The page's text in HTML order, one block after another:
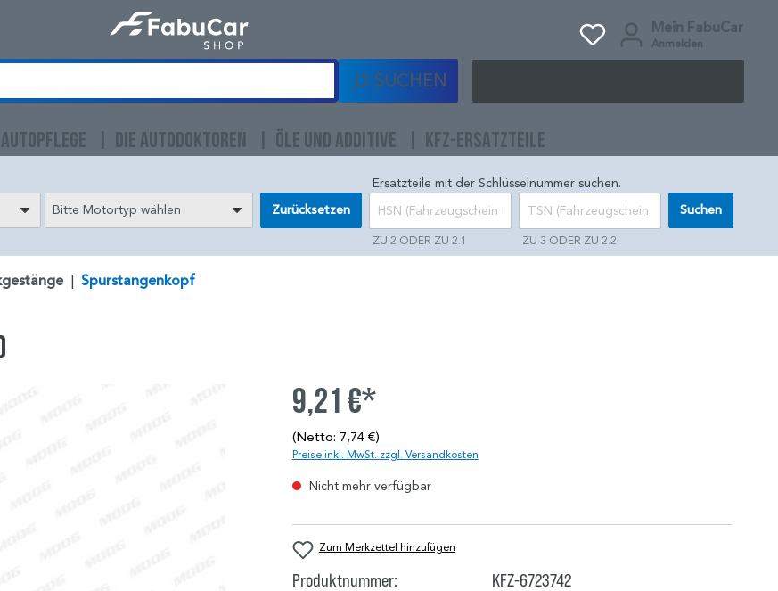
Mein FabuCar
Anmelden
SUCHEN
AUTOPFLEGE DIE AUTODOKTOREN ÖLE UND ADDITIVE KFZ-ERSATZTEILE
Bitte Motortyp wählen Zurücksetzen
Ersatzteile mit der Schlüsselnummer suchen.
ZU 2 ODER ZU 2.1 ZU 3 ODER ZU 2.2
Suchen
Spurstangenkopf
9,21 €*
(Netto: 7,74 €)
Preise inkl. MwSt. zzgl. Versandkosten
Nicht mehr verfügbar
Zum Merkzettel hinzufügen
Produktnummer:
KFZ-6723742